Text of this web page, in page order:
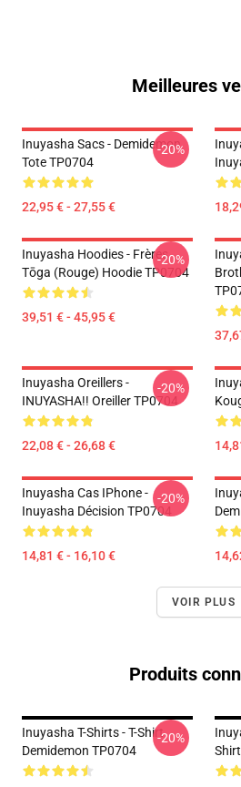
Meilleures
Inuyasha Sacs - Demidemon
Tote TP0704
22,95 € - 27,55 €
-20%
Inuyasha Hoodies - Frères
Tōga (rouge) Hoodie TP0704
39,51 € - 45,95 €
-20%
Inuyasha Oreillers -
INUYASHA!! Oreiller TP0704
22,08 € - 26,68 €
-20%
Inuyasha Cas IPhone -
Inuyasha Décision TP0704
14,81 € - 16,10 €
-20%
VOIR PLUS
Produits
Inuyasha T-Shirts - T-Shirt
Demidemon TP0704
-20%